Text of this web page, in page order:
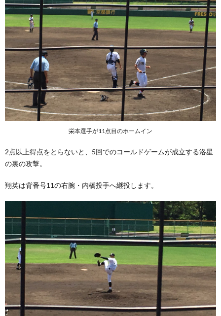
栄本選手が11点目のホームイン
2点以上得点をとらないと、5回でのコールドゲームが成立する洛星
の裏の攻撃。
翔英は背番号11の右腕・内橋投手へ継投します。